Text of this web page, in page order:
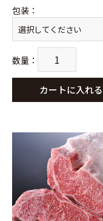
包装 ：
数量 ：
カートに入れる
お買い物